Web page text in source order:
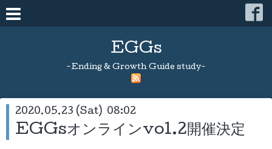
EGGs
-Ending & Growth Guide study-
2020.05.23 (Sat) 08:02
EGGsオンラインvol.2開催決定